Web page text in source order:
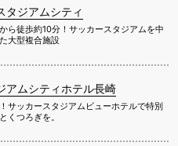
タジアムシティ
ら徒歩約10分！サッカースタジアムを中
大型複合施設
アムシティホテル長崎
サッカースタジアムビューホテルで特別
くつろぎを。